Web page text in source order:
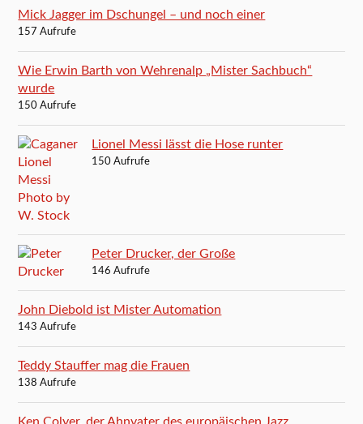
Mick Jagger im Dschungel – und noch einer
157 Aufrufe
Wie Erwin Barth von Wehrenalp „Mister Sachbuch“
wurde
150 Aufrufe
Lionel Messi lässt die Hose runter
150 Aufrufe
Peter Drucker, der Große
146 Aufrufe
John Diebold ist Mister Automation
143 Aufrufe
Teddy Stauffer mag die Frauen
138 Aufrufe